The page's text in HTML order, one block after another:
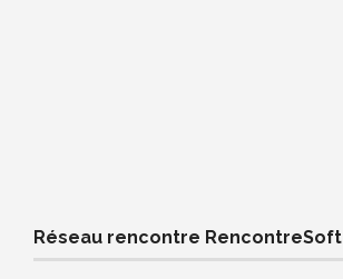
Réseau rencontre RencontreSoft